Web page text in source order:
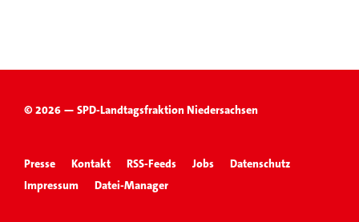
© 2026 — SPD-Landtagsfraktion Niedersachsen
Presse Kontakt RSS-Feeds Jobs
Datenschutz
Impressum
Datei-Manager